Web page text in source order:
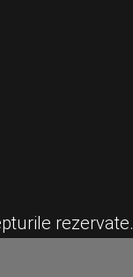
rezervate.